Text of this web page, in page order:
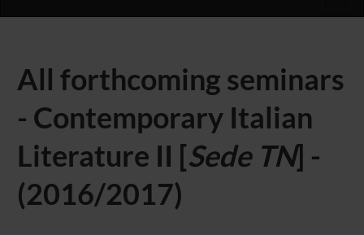
All forthcoming seminars
- Contemporary Italian
Literature II [Sede TN] -
(2016/2017)